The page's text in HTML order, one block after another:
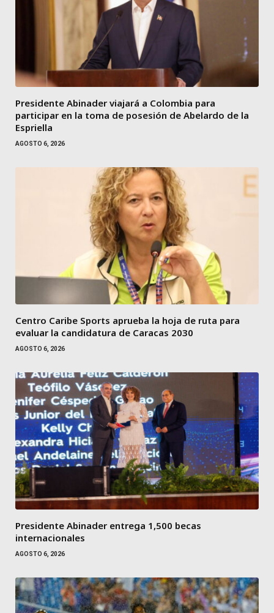
Presidente Abinader viajará a Colombia para
participar en la toma de posesión de Abelardo de la
Espriella
AGOSTO 6, 2026
Centro Caribe Sports aprueba la hoja de ruta para
evaluar la candidatura de Caracas 2030
AGOSTO 6, 2026
Presidente Abinader entrega 1,500 becas
internacionales
AGOSTO 6, 2026